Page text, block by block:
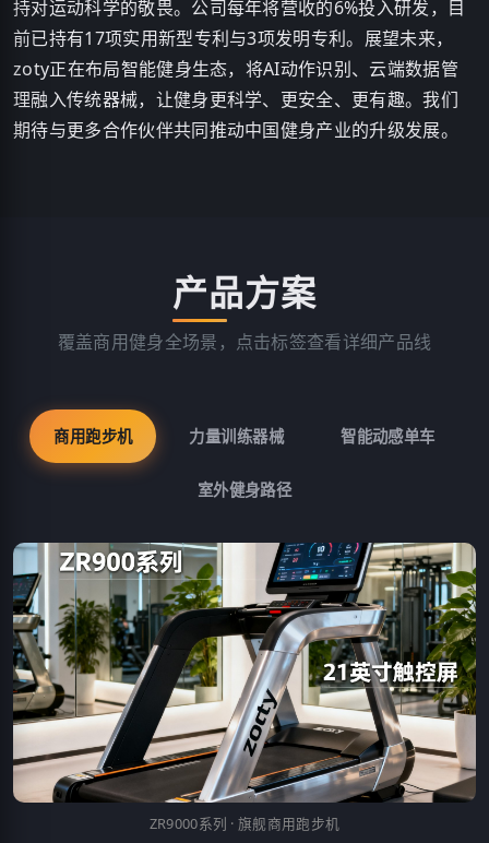
持对运动科学的敬畏。公司每年将营收的6%投入研发，目
前已持有17项实用新型专利与3项发明专利。展望未来，
zoty正在布局智能健身生态，将AI动作识别、云端数据管
理融入传统器械，让健身更科学、更安全、更有趣。我们
期待与更多合作伙伴共同推动中国健身产业的升级发展。
产品方案
覆盖商用健身全场景，点击标签查看详细产品线
商用跑步机 力量训练器械 智能动感单车
室外健身路径
ZR9000系列 · 旗舰商用跑步机